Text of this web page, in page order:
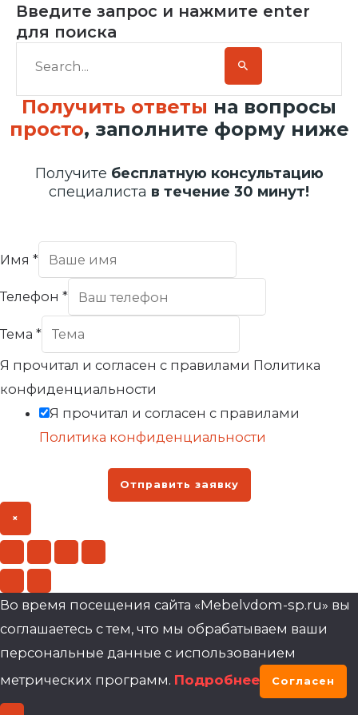
Введите запрос и нажмите enter
для поиска
Получить ответы на вопросы
просто, заполните форму ниже
Получите бесплатную консультацию
специалиста в течение 30 минут!
Имя *
Телефон *
Тема *
Я прочитал и согласен с правилами Политика
конфиденциальности
Я прочитал и согласен с правилами
Политика конфиденциальности
Отправить заявку
×
Во время посещения сайта «Mebelvdom-sp.ru» вы
соглашаетесь с тем, что мы обрабатываем ваши
персональные данные с использованием
метрических программ. Подробнее Согласен